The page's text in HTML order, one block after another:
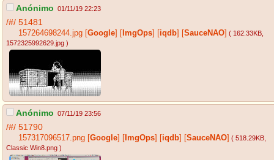
Anónimo 01/11/19 22:23
/#/ 51481
157264698244.jpg Google ImgOps iqdb SauceNAO ( 162.33KB
1572325992629.jpg )
Anónimo 07/11/19 23:56
/#/ 51790
157317096517.png Google ImgOps iqdb SauceNAO ( 518.29KB
Classic Win8.png )